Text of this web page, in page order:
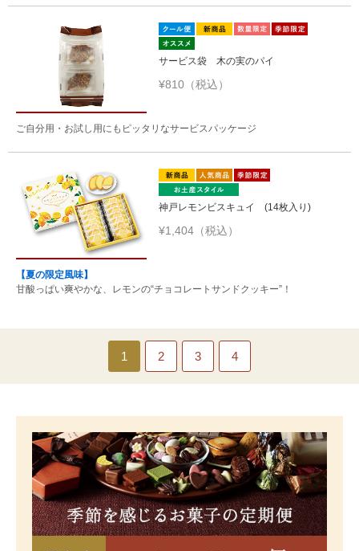
サービス袋 木の実のパイ
¥810（税込）
ご自分用・お試し用にもピッタリなサービスパッケージ
神戸レモンビスキュイ (14枚入り)
¥1,404（税込）
【夏の限定風味】
甘酸っぱい爽やかな、レモンの“チョコレートサンドクッキー”！
1 2 3 4